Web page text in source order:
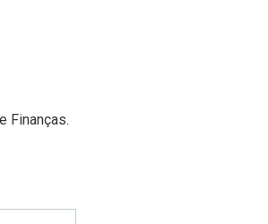
Finanças.